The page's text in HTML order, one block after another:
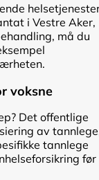
i Vestre Aker,
må du
voksne
Det offentlige
av
tannlege
før